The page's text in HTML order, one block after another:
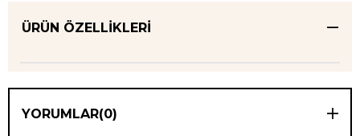
ÜRÜN ÖZELLIKLERI
YORUMLAR(0)